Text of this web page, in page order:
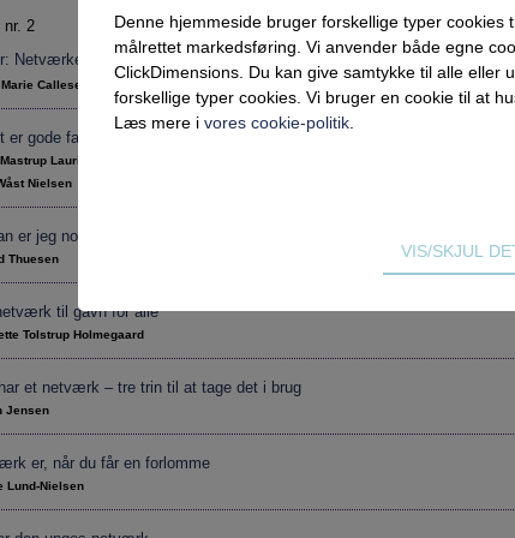
nr. 2
Netværke er det, vi gør med dem, vi kender
Callesen
er gode faglige fællesskaber - ikke studiekammerater
Lauridsen
Nielsen
er jeg nok som person'
Thuesen
til gavn for alle
Tolstrup Holmegaard
et netværk – tre trin til at tage det i brug
Jensen
er, når du får en forlomme
Lund-Nielsen
Denne hjemmeside bruger forskellige typer
målrettet markedsføring. Vi anvender både egne
ClickDimensions. Du kan give samtykke til alle
forskellige typer cookies. Vi bruger en cookie til at
Læs mere i vores cookie-politik
Tekniske cookies er nødvendige for hjemmesidens
Statistik
Statistik-cookies bruges til at optimere design,
Markedsføring
VIS/SKJUL